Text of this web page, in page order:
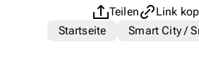
Teilen
Link
Startseite
Smart City /